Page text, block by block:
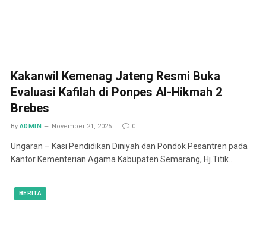
Kakanwil Kemenag Jateng Resmi Buka
Evaluasi Kafilah di Ponpes Al-Hikmah 2
Brebes
By ADMIN November 21, 2025 0
Ungaran – Kasi Pendidikan Diniyah dan Pondok Pesantren pada
Kantor Kementerian Agama Kabupaten Semarang, Hj.Titik…
BERITA